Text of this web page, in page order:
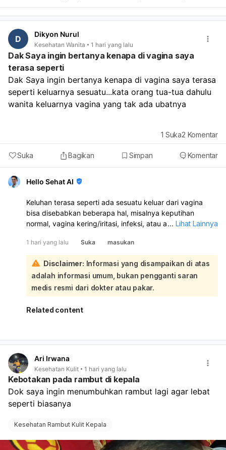
D Dikyon Nurul
Kesehatan Wanita 1 hari yang lalu
Dak Saya ingin bertanya kenapa di vagina saya
terasa seperti
Dak Saya ingin bertanya kenapa di vagina saya terasa
seperti keluarnya sesuatu...kata orang tua-tua dahulu
wanita keluarnya vagina yang tak ada ubatnya
Suka Bagikan Simpan Komentar
1 Suka2 Komentar
Hello Sehat AI
Keluhan terasa seperti ada sesuatu keluar dari vagina
bisa disebabkan beberapa hal, misalnya keputihan
normal, vagina kering/iritasi, infeksi, atau ada
nyeri, bau tidak sedap, perdarahan, atau keluar cairan
kuning/hijau/abu-abu, itu tidak normal dan perlu
diperiksa. Saya sarankan Anda periksa ke dokter
kandungan atau dokter umum supaya diketahui
penyebab pastinya dan mendapat obat yang tepat.
Jangan dibiarkan kalau keluhan terus berlanjut.
... Lihat Lainnya
1 hari yang lalu Suka masukan
Disclaimer: Informasi yang disampaikan di atas
adalah informasi umum, bukan pengganti saran
medis resmi dari dokter atau pakar.
Related content
Ari Irwana
Kesehatan Kulit 1 hari yang lalu
Kebotakan pada rambut di kepala
Dok saya ingin menumbuhkan rambut lagi agar lebat
seperti biasanya
Kesehatan Rambut Kulit Kepala